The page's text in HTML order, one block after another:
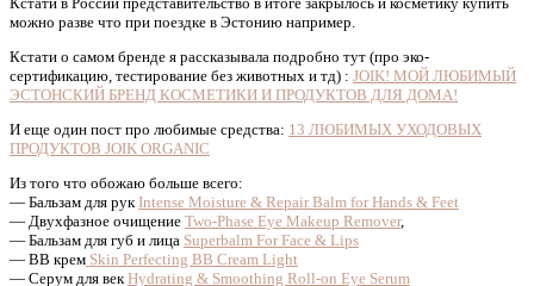
можно разве что при поездке в Эстонию например.
Кстати о самом бренде я рассказывала подробно тут (про эко-
сертификацию, тестирование без животных и тд) : JOIK! МОЙ ЛЮБИМЫЙ
ЭСТОНСКИЙ БРЕНД КОСМЕТИКИ И ПРОДУКТОВ ДЛЯ ДОМА!
И еще один пост про любимые средства: 13 ЛЮБИМЫХ УХОДОВЫХ
ПРОДУКТОВ JOIK ORGANIC
Из того что обожаю больше всего:
— Бальзам для рукIntense Moisture & Repair Balm for Hands & Feet
— Двухфазное очищение Two-Phase Eye Makeup Remover,
— Бальзам для губ и лица Superbalm For Face & Lips
— BB крем Skin Perfecting BB Cream Light
— Серум для векHydrating & Smoothing Roll-on Eye Serum